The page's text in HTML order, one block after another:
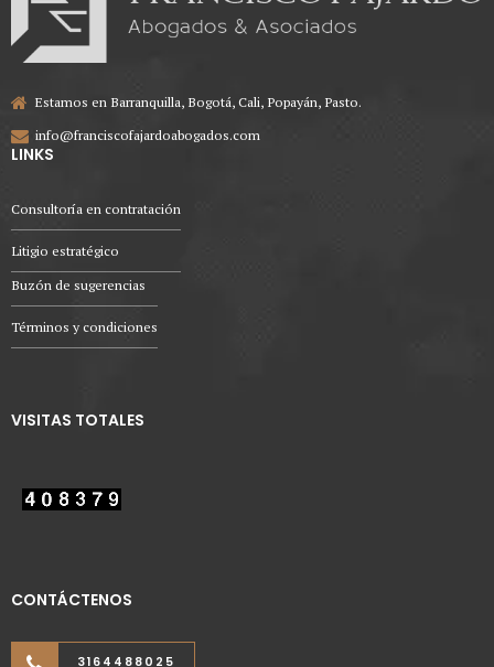
Estamos en Barranquilla, Bogotá, Cali, Popayán, Pasto.
info@franciscofajardoabogados.com
LINKS
Consultoría en contratación
Litigio estratégico
Buzón de sugerencias
Términos y condiciones
VISITAS TOTALES
CONTÁCTENOS
3164488025